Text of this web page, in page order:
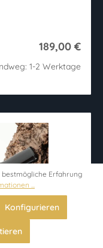
189,00 €
1-2 Werktage
Erfahrung
...
Konfigurieren